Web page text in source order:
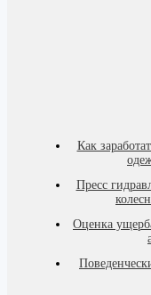
Как
Пресс
Оценка